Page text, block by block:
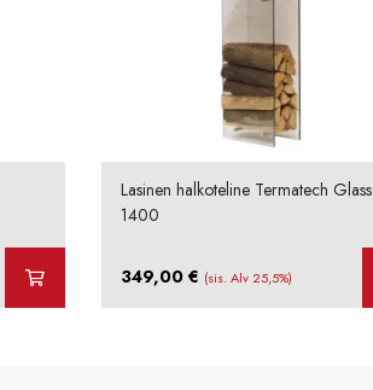
Lasinen halkoteline Termatech Glass
1400
349,00 € (sis. Alv 25,5%)